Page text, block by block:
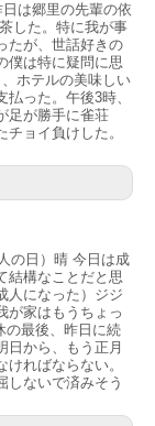
は郷里の先輩の依
した。特に我が事
たが、世話好きの
僕は特に疑問に思
ホテルの美味しい
った。午後3時、
足が勝手に雀荘
ョイ負けした。
の日）晴 今日は成
結構なことだと思
人になった）ジジ
が家はもうちょっ
の最後、昨日に続
日から、もう正月
ればならない。
しないで済みそう